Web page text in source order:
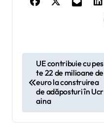
i
g
UE contribuie cu pes
te 22 de milioane de
euro la construirea
de adăposturi în Ucr
aina